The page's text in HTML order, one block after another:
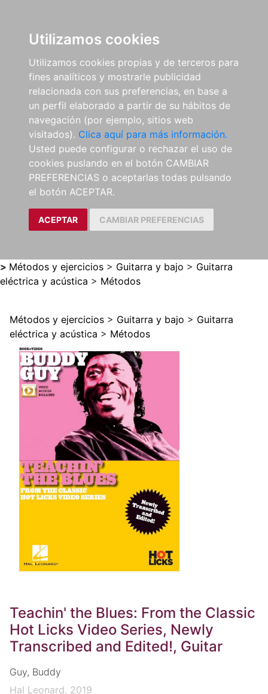
Utilizamos cookies
Utilizamos cookies propias y de terceros para
fines analíticos y mostrarle publicidad
relacionada con sus preferencias, en base a
un perfil elaborado a partir de su hábitos de
navegación (por ejemplo, sitios web
visitados). Clica aquí para más información.
Usted puede configurar o rechazar el uso de
cookies puslando en el botón CAMBIAR
PREFERENCIAS o aceptarlas todas pulsando
el botón ACEPTAR.
ACEPTAR CAMBIAR PREFERENCIAS
> Métodos y ejercicios > Guitarra y bajo > Guitarra
eléctrica y acústica > Métodos
Métodos y ejercicios > Guitarra y bajo > Guitarra
eléctrica y acústica > Métodos
Teachin' the Blues: From the Classic
Hot Licks Video Series, Newly
Transcribed and Edited!, Guitar
Guy, Buddy
Hal Leonard. 2019